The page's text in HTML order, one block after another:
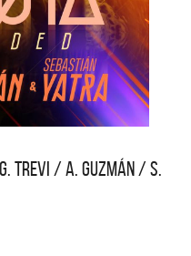
TREVI / A. GUZMÁN / S.